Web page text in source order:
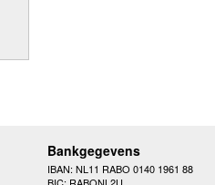
Bankgegevens
IBAN: NL11 RABO 0140 1961 88